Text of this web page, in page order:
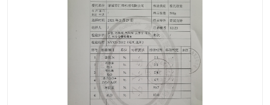
纳米膜好氧发酵堆肥机 粪污烘干酶体机
纳米膜发酵
分子膜堆肥仓
分子膜发酵堆肥设备